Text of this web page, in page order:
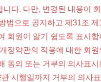
다. 다만, 변경된 내용이
법으로 공지하고 제31조
회원이 알기 쉽도록 표시합
약관의 적용에 대한 회
동의 또는 거부의 의사표
시행일까지 거부의 의사